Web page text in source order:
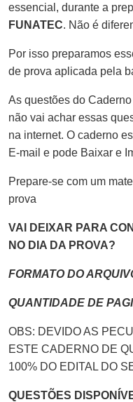
essencial, durante a
FUNATEC. Não é
Por isso preparamos
de prova aplicada pela
As questões do
não vai achar essas
na internet. O caderno
E-mail e pode Baixar e
Prepare-se com um
prova
VAI DEIXAR PARA
NO DIA DA PROVA?
FORMATO DO
QUANTIDADE DE
OBS: DEVIDO AS
ESTE CADERNO DE
100% DO EDITAL DO
QUESTÕES